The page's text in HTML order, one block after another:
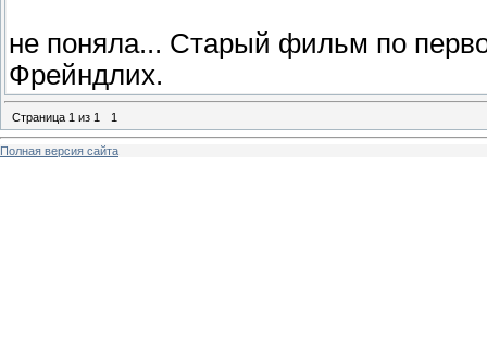
не поняла... Старый фильм по
Фрейндлих.
Страница 1 из 1 1
Полная версия сайта